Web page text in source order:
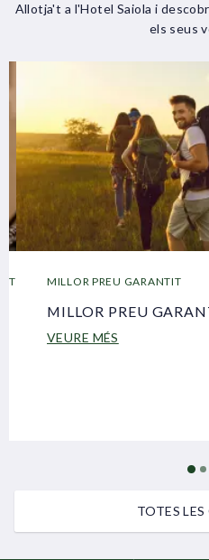
Allotja't a l'Hotel Saiola i
els seus
SAIOLA, AL COR DE
MILLOR PREU GARANTIT
MILLOR PREU
VEURE MÉS
TOTES LES